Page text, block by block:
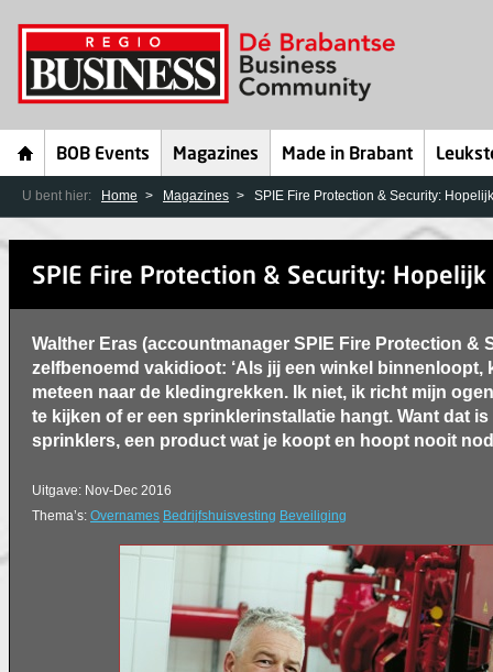
BOB Events Magazines Made in Brabant
U bent hier: Home Magazines SPIE Fire Protection & Security:
SPIE Fire Protection & Security:
Walther Eras (accountmanager SPIE Fire Protection &
zelfbenoemd vakidioot: ‘Als jij een winkel binnenloopt,
meteen naar de kledingrekken. Ik niet, ik richt mijn
te kijken of er een sprinklerinstallatie hangt. Want dat
sprinklers, een product wat je koopt en hoopt nooit
Uitgave: Nov-Dec 2016
Thema’s: Overnames Bedrijfshuisvesting Beveiliging